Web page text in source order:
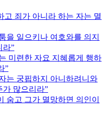
고 죄가 아니라 하는 자는 멸
을 일으키나 여호와를 의지
라
미련한 자요 지혜롭게 행하
는 궁핍하지 아니하려니와
가 많으리라
숨고 그가 멸망하면 의인이